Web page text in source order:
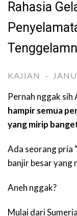
Rahasia
KAJIAN ·
Pernah nggak
hampir semua
yang mirip
Ada seorang pria
banjir besar yang
Aneh nggak?
Mulai dari